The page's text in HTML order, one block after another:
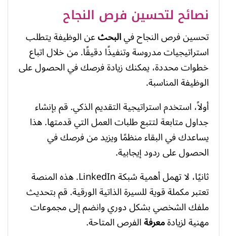
نصائح لتحسين فرص النجاح
تحسين فرص النجاح فيالبحثعن الوظيفة يتطلب
استراتيجيات مدروسة وتنفيذًا دقيقًا. من خلال اتباع
خطوات محددة، يمكنك زيادة فرصك في الحصول على
الوظيفة المناسبة.
أولاً، استخدم استراتيجية التقديم الذكي. قم بإنشاء
جداول متابعة لتتبع طلبات العمل التي قدمتها. هذا
يساعدك في البقاء منظمًا ويزيد من فرصك في
الحصول على ردود إيجابية.
ثانيًا، لا تهمل أهمية شبكة LinkedIn. هذه المنصة
تعتبر مكملة قوية للسيرة الذاتية الورقية. قم بتحديث
ملفك الشخصي بشكل دوري وانضم إلى مجموعات
مهنية لزيادةمعرفةالفرص المتاحة.